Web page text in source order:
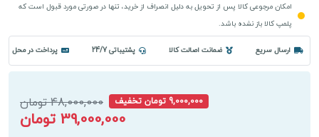
امکان مرجوعی کالا پس از تحویل به دلیل انصراف از خرید، تنها در صورتی مورد قبول است که
پلمپ کالا باز نشده باشد.
ارسال سریع ضمانت اصالت کالا پشتیباتی 24/7 پرداخت در محل
9,000,000 تومان تخفیف 48,000,000 تومان
39,000,000 تومان